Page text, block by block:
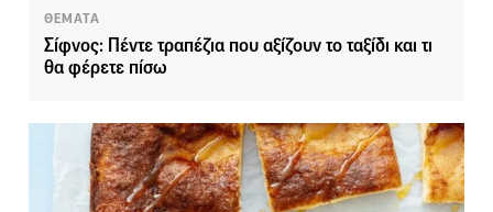
ΘΕΜΑΤΑ
Σίφνος: Πέντε τραπέζια που αξίζουν το ταξίδι και τι
θα φέρετε πίσω